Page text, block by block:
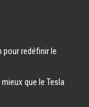
pour redéfinir le
que le Tesla